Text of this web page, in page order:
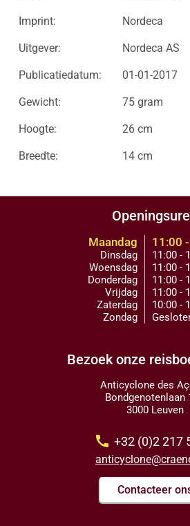
Imprint: Nordeca
Uitgever: Nordeca AS
Publicatiedatum: 01-01-2017
Gewicht: 75 gram
Hoogte: 26 cm
Breedte: 14 cm
Maandag
Dinsdag
Woensdag
Donderdag
Vrijdag
Zaterdag
Zondag
11:00
11:00 -
11:00 -
11:00 -
11:00 -
10:00 -
Bezoek onze
Anticyclone des
Bondgenotenlaan
3000 Leuven
call +32 (0)2 217
Contacteer